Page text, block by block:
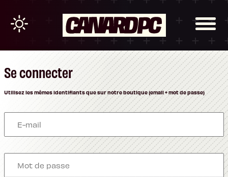
Se connecter
Utilisez les mêmes identifiants que sur notre boutique (email + mot de passe)